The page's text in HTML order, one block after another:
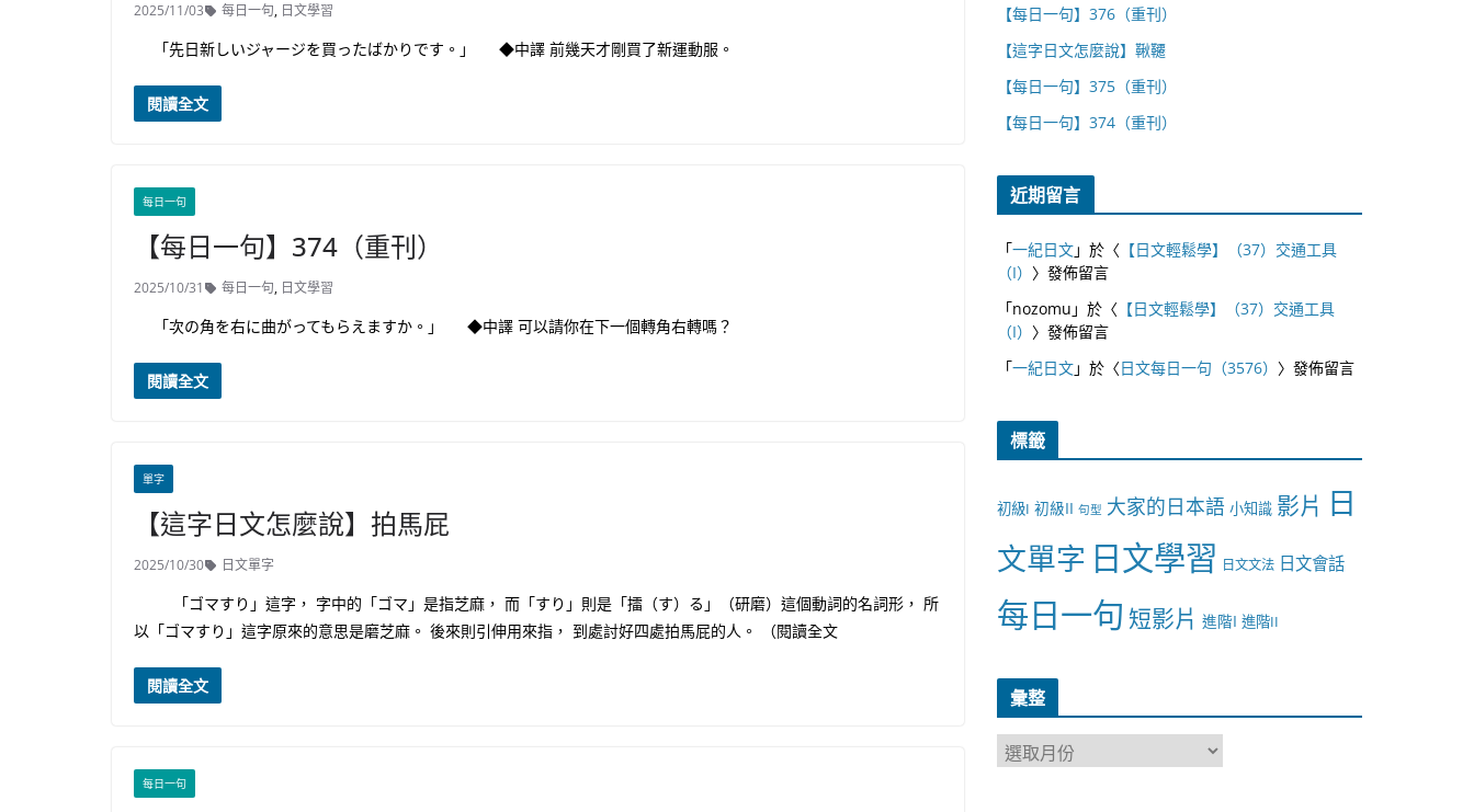
2025/11/03 每日一句, 日文學習
「先日新しいジャージを買ったばかりです。」 ◆中譯 前幾天才剛買了新運動服。
閱讀全文
每日一句
【每日一句】374（重刊）
2025/10/31 每日一句, 日文學習
「次の角を右に曲がってもらえますか。」 ◆中譯 可以請你在下一個轉角右轉嗎？
閱讀全文
單字
【這字日文怎麼說】拍馬屁
2025/10/30 日文單字
「ゴマすり」這字， 字中的「ゴマ」是指芝麻， 而「すり」則是「擂（す）る」（研磨）這個動詞的名詞形， 所
以「ゴマすり」這字原來的意思是磨芝麻。 後來則引伸用來指， 到處討好四處拍馬屁的人。 （閱讀全文
閱讀全文
每日一句
【每日一句】376（重刊）
【這字日文怎麼說】鞦韆
【每日一句】375（重刊）
【每日一句】374（重刊）
近期留言
「一紀日文」於〈 【日文輕鬆學】（37）交通工具
（I） 〉發佈留言
「nozomu 」於〈 【日文輕鬆學】（37）交通工具
（I） 〉發佈留言
「一紀日文」於〈日文每日一句（3576） 〉發佈留言
標籤
初級I 初級II 句型 大家的日本語 小知識 影片 日
文單字 日文學習 日文文法 日文會話
每日一句 短影片 進階I 進階II
彙整
彙
整